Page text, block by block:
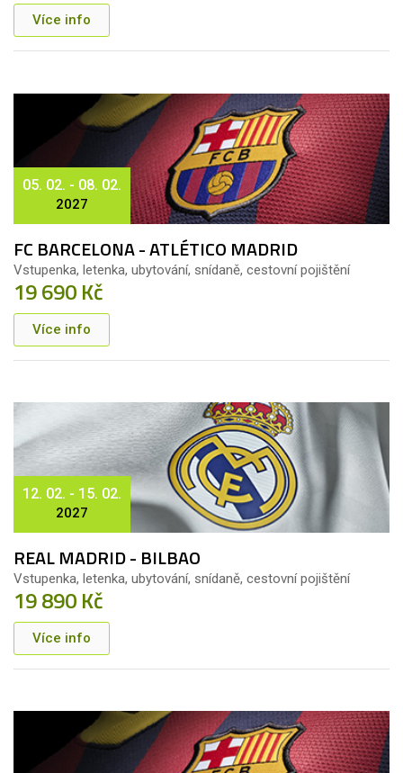
Více info
05. 02. - 08. 02.
2027
FC BARCELONA - ATLÉTICO MADRID
Vstupenka, letenka, ubytování, snídaně, cestovní pojištění
19 690 Kč
Více info
12. 02. - 15. 02.
2027
REAL MADRID - BILBAO
Vstupenka, letenka, ubytování, snídaně, cestovní pojištění
19 890 Kč
Více info